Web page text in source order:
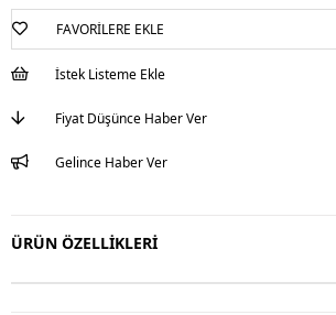
FAVORILERE EKLE
İstek Listeme Ekle
Fiyat Düşünce Haber Ver
Gelince Haber Ver
ÜRÜN ÖZELLIKLERI